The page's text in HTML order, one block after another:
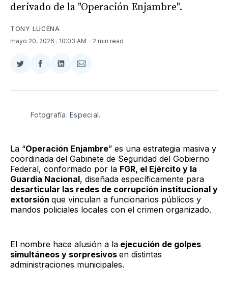
derivado de la "Operación Enjambre".
TONY LUCENA
mayo 20, 2026 . 10:03 AM - 2 min read
Compartir
Twitter
Compartir
Facebook
Compartir
LinkedIn
Compartir
Email
Fotografía: Especial.
La “Operación Enjambre” es una estrategia masiva y
coordinada del Gabinete de Seguridad del Gobierno
Federal, conformado por la FGR, el Ejército y la
Guardia Nacional, diseñada específicamente para
desarticular las redes de corrupción institucional y
extorsión que vinculan a funcionarios públicos y
mandos policiales locales con el crimen organizado.
El nombre hace alusión a la ejecución de golpes
simultáneos y sorpresivos en distintas
administraciones municipales.